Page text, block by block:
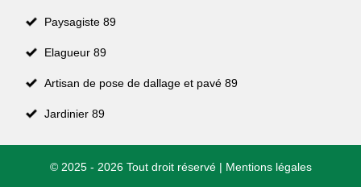
Paysagiste 89
Elagueur 89
Artisan de pose de dallage et pavé 89
Jardinier 89
© 2025 - 2026 Tout droit réservé | Mentions légales